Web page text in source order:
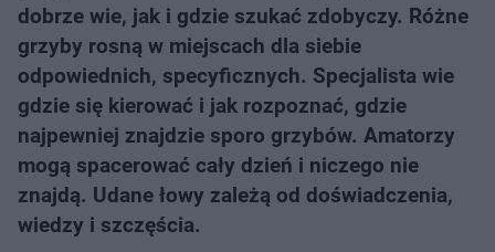
dobrze wie, jak i gdzie szukać zdobyczy. Różne
grzyby rosną w miejscach dla siebie
odpowiednich, specyficznych. Specjalista wie
gdzie się kierować i jak rozpoznać, gdzie
najpewniej znajdzie sporo grzybów. Amatorzy
mogą spacerować cały dzień i niczego nie
znajdą. Udane łowy zależą od doświadczenia,
wiedzy i szczęścia.